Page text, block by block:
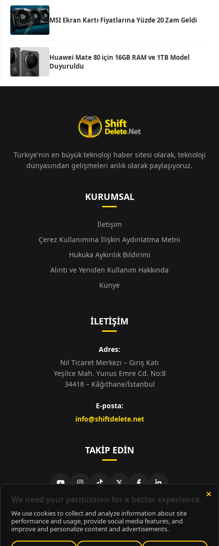
MSI Ekran Kartı Fiyatlarına Yüzde 20 Zam Geldi
Huawei Mate 80 için 16GB RAM ve 1TB Model
Duyuruldu
Türkiye'nin en büyük teknoloji haber sitesi olarak, teknoloji
dünyasından gelişmeleri anlık olarak paylaşıyoruz.
KURUMSAL
İletişim
Çerez Kullanımına İlişkin Aydınlatma Metni
Hukuka Aykırılık Bildirimi
Alıntı ve Yeniden Kullanım Hakkında
Künye
İLETIŞIM
Adres:
Nil Ticaret Merkezi – Giriş Katı
Yeşilce Mah. Yunus Emre Cd. No:8
34418 – Kâğıthane/İstanbul
E-posta:
info@shiftdelete.net
TAKIP EDIN
© 2026ShiftDelete.Net- Tüm hakları saklıdır.